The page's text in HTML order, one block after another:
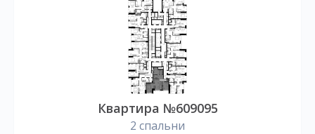
Квартира №609095
2 спальни